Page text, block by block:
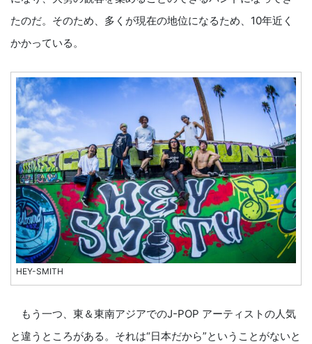
たのだ。そのため、多くが現在の地位になるため、10年近く
かかっている。
HEY-SMITH
もう一つ、東＆東南アジアでのJ-POP アーティストの人気
と違うところがある。それは“日本だから”ということがないと